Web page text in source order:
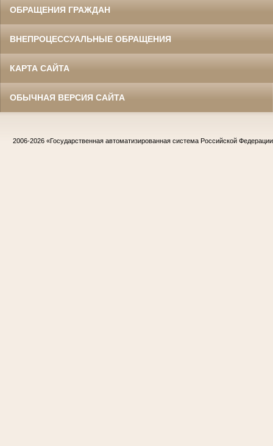
ОБРАЩЕНИЯ ГРАЖДАН
ВНЕПРОЦЕССУАЛЬНЫЕ ОБРАЩЕНИЯ
КАРТА САЙТА
ОБЫЧНАЯ ВЕРСИЯ САЙТА
2006-2026 «Государственная автоматизированная система Российской